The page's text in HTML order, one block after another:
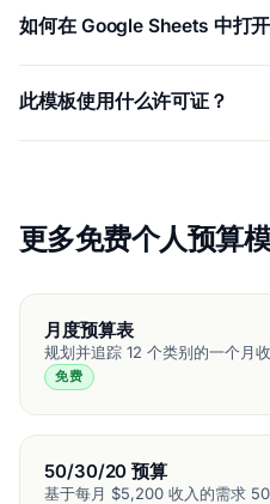
如何在 Google Sheets 中打
此模板使用什么许可证？
更多免费个人预算
月度预算表
规划并追踪 12 个类别的一个月收
免费
50/30/20 预算
基于每月 $5,200 收入的需求